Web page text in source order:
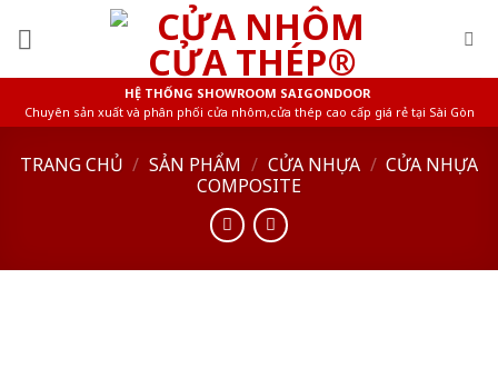
HỆ THỐNG SHOWROOM SAIGONDOOR
Chuyên sản xuất và phân phối cửa nhôm,cửa thép cao cấp giá rẻ tại Sài Gòn
TRANG CHỦ / SẢN PHẨM / CỬA NHỰA / CỬA NHỰA
COMPOSITE